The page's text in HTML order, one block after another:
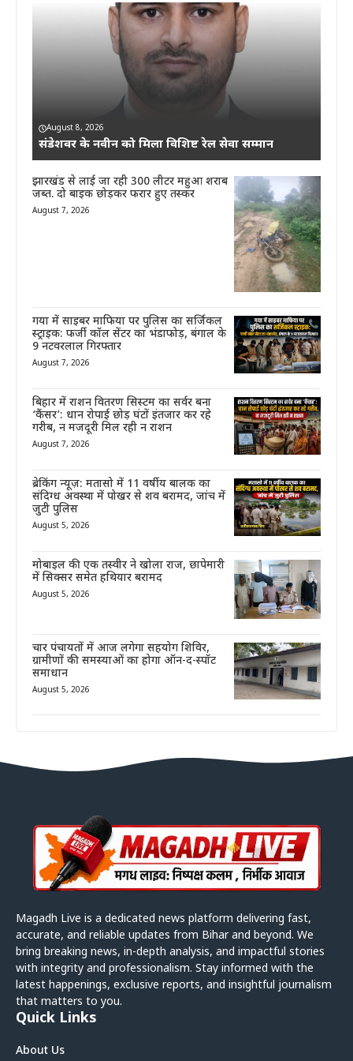
August 8, 2026
संडेशवर के नवीन को मिला विशिष्ट रेल सेवा सम्मान
झारखंड से लाई जा रही 300 लीटर महुआ शराब
जब्त. दो बाइक छोड़कर फरार हुए तस्कर
August 7, 2026
गया में साइबर माफिया पर पुलिस का सर्जिकल
स्ट्राइक: फर्जी कॉल सेंटर का भंडाफोड़, बंगाल के
9 नटवरलाल गिरफ्तार
August 7, 2026
बिहार में राशन वितरण सिस्टम का सर्वर बना
‘कैंसर’: धान रोपाई छोड़ घंटों इंतजार कर रहे
गरीब, न मजदूरी मिल रही न राशन
August 7, 2026
ब्रेकिंग न्यूज़: मतासो में 11 वर्षीय बालक का
संदिग्ध अवस्था में पोखर से शव बरामद, जांच में
जुटी पुलिस
August 5, 2026
मोबाइल की एक तस्वीर ने खोला राज, छापेमारी
में सिक्सर समेत हथियार बरामद
August 5, 2026
चार पंचायतों में आज लगेगा सहयोग शिविर,
ग्रामीणों की समस्याओं का होगा ऑन-द-स्पॉट
समाधान
August 5, 2026
Magadh Live is a dedicated news platform delivering fast,
accurate, and reliable updates from Bihar and beyond. We
bring breaking news, in-depth analysis, and impactful stories
with integrity and professionalism. Stay informed with the
latest happenings, exclusive reports, and insightful journalism
that matters to you.
Quick Links
About Us